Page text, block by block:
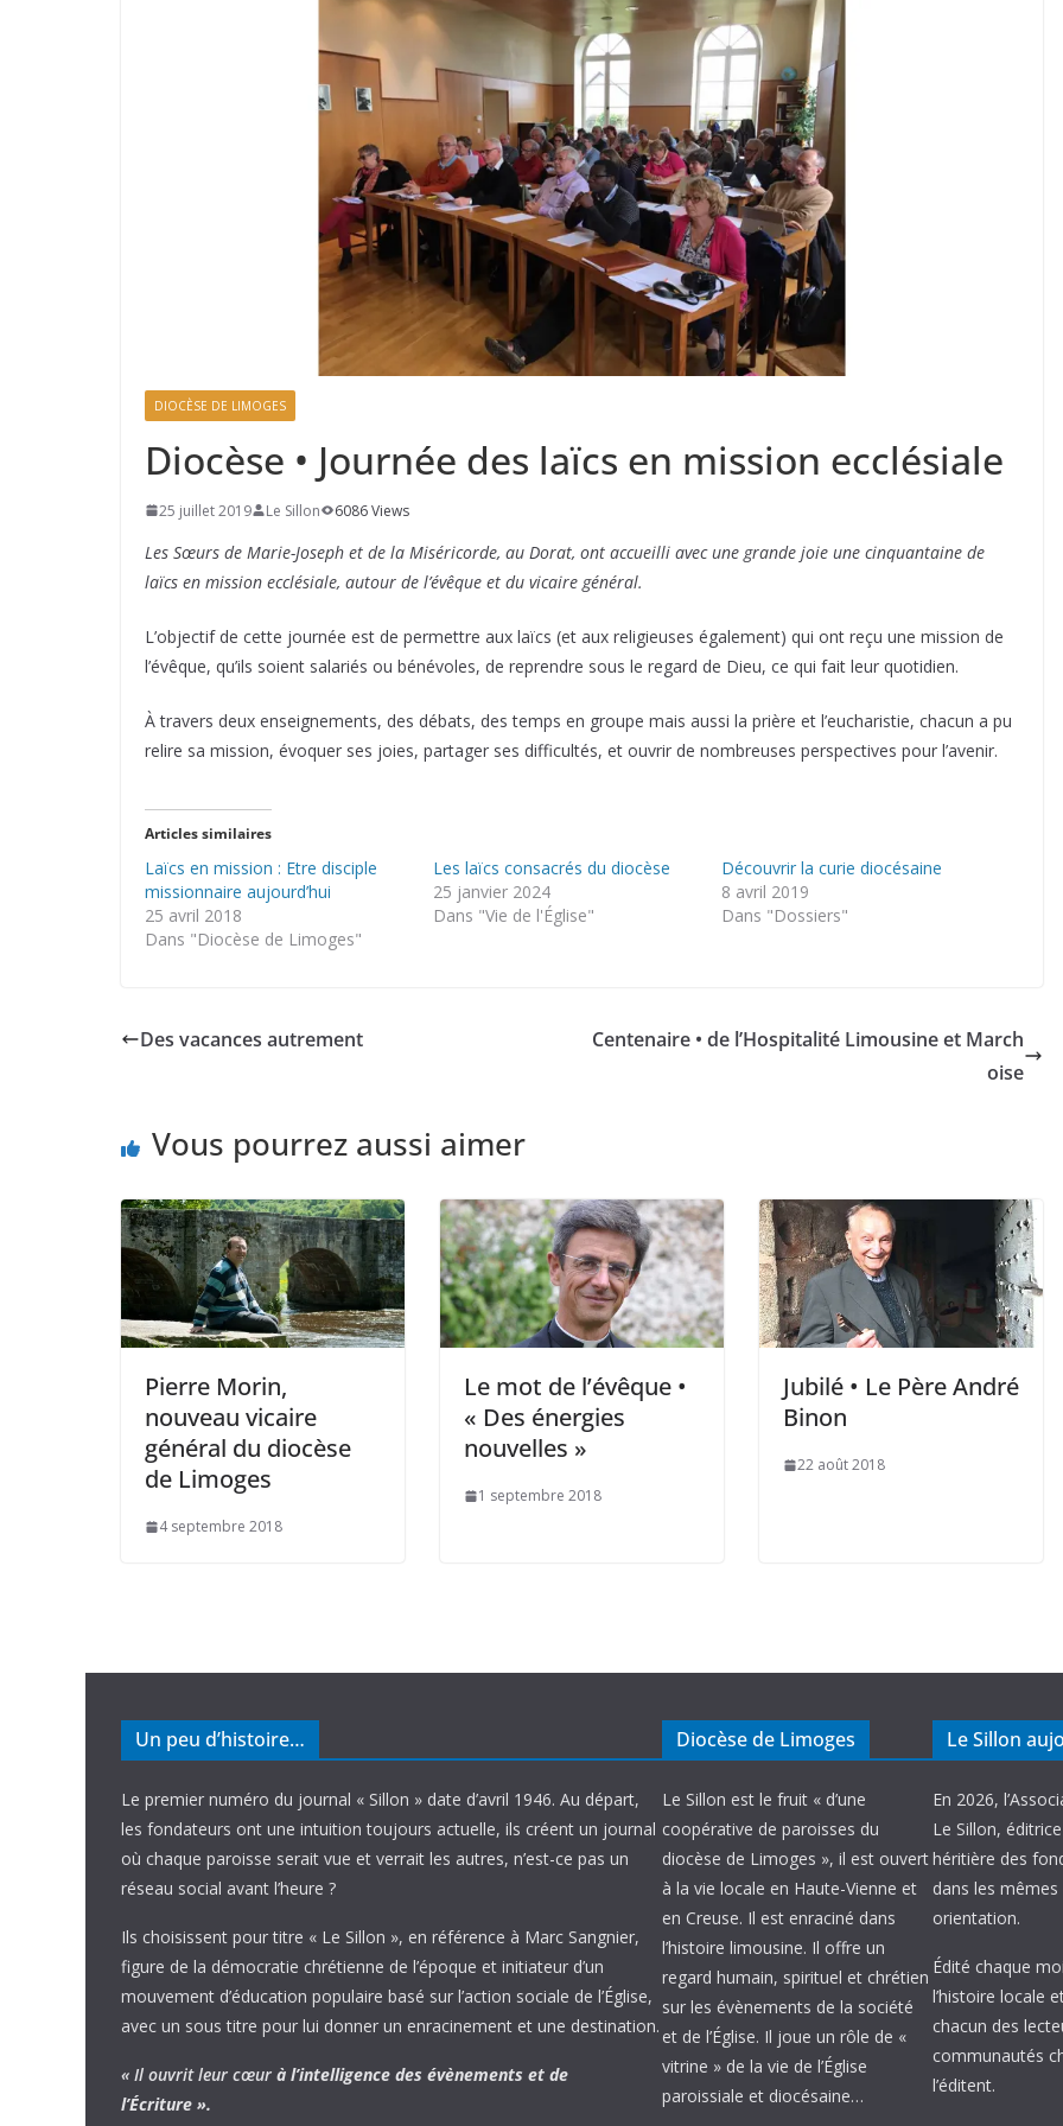
DIOCÈSE DE LIMOGES
Diocèse • Journée des laïcs en mission ecclésiale
25 juillet 2019 Le Sillon 6086 Views
Les Sœurs de Marie-Joseph et de la Miséricorde, au Dorat, ont accueilli avec une grande joie une cinquantaine de
laïcs en mission ecclésiale, autour de l’évêque et du vicaire général.
L’objectif de cette journée est de permettre aux laïcs (et aux religieuses également) qui ont reçu une mission de
l’évêque, qu’ils soient salariés ou bénévoles, de reprendre sous le regard de Dieu, ce qui fait leur quotidien.
À travers deux enseignements, des débats, des temps en groupe mais aussi la prière et l’eucharistie, chacun a pu
relire sa mission, évoquer ses joies, partager ses difficultés, et ouvrir de nombreuses perspectives pour l’avenir.
Articles similaires
Laïcs en mission : Etre disciple
missionnaire aujourd’hui
25 avril 2018
Dans "Diocèse de Limoges"
Les laïcs consacrés du diocèse
25 janvier 2024
Dans "Vie de l'Église"
Découvrir la curie diocésaine
8 avril 2019
Dans "Dossiers"
Des vacances autrement
Centenaire • de l’Hospitalité Limousine et March
oise
Vous pourrez aussi aimer
Pierre Morin,
nouveau vicaire
général du diocèse
de Limoges
4 septembre 2018
Le mot de l’évêque •
« Des énergies
nouvelles »
1 septembre 2018
Jubilé • Le Père André
Binon
22 août 2018
Un peu d’histoire…
Le premier numéro du journal « Sillon » date d’avril 1946. Au départ,
les fondateurs ont une intuition toujours actuelle, ils créent un journal
où chaque paroisse serait vue et verrait les autres, n’est-ce pas un
réseau social avant l’heure ?
Ils choisissent pour titre « Le Sillon », en référence à Marc Sangnier,
figure de la démocratie chrétienne de l’époque et initiateur d’un
mouvement d’éducation populaire basé sur l’action sociale de l’Église,
avec un sous titre pour lui donner un enracinement et une destination.
« Il ouvrit leur cœur à l’intelligence des évènements et de
l’Écriture ».
Diocèse de Limoges
Le Sillon est le fruit « d’une
coopérative de paroisses du
diocèse de Limoges », il est ouvert
à la vie locale en Haute-Vienne et
en Creuse. Il est enraciné dans
l’histoire limousine. Il offre un
regard humain, spirituel et chrétien
sur les évènements de la société
et de l’Église. Il joue un rôle de «
vitrine » de la vie de l’Église
paroissiale et diocésaine…
Le Sillon
En 2026,
Le Sillon,
héritière des
dans les
orientation.
Édité chaque
l’histoire locale
chacun des
communautés
l’éditent.